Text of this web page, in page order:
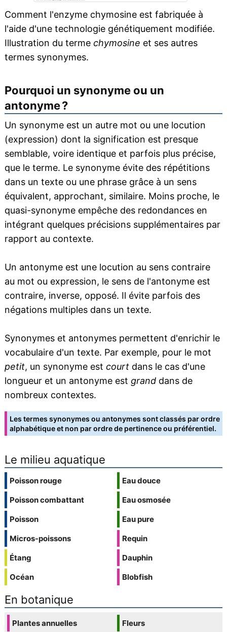
Comment l'enzyme chymosine est fabriquée à
l'aide d'une technologie génétiquement modifiée.
Illustration du terme chymosine et ses autres
termes synonymes.
Pourquoi un synonyme ou un
antonyme ?
Un synonyme est un autre mot ou une locution
(expression) dont la signification est presque
semblable, voire identique et parfois plus précise,
que le terme. Le synonyme évite des répétitions
dans un texte ou une phrase grâce à un sens
équivalent, approchant, similaire. Moins proche, le
quasi-synonyme empêche des redondances en
intégrant quelques précisions supplémentaires par
rapport au contexte.
Un antonyme est une locution au sens contraire
au mot ou expression, le sens de l'antonyme est
contraire, inverse, opposé. Il évite parfois des
négations multiples dans un texte.
Synonymes et antonymes permettent d'enrichir le
vocabulaire d'un texte. Par exemple, pour le mot
petit, un synonyme est courtdans le cas d'une
longueur et un antonyme est granddans de
nombreux contextes.
Les termes synonymes ou antonymes sont classés par ordre
alphabétique et non par ordre de pertinence ou préférentiel.
Le milieu aquatique
Poisson rouge
Poisson combattant
Poisson
Micros-poissons
Étang
Océan
Eau douce
Eau osmosée
Eau pure
Requin
Dauphin
Blobfish
En botanique
Plantes annuelles
Fleurs